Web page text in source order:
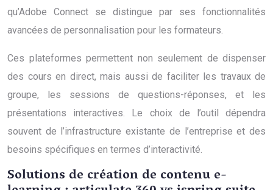
qu’Adobe Connect se distingue par ses fonctionnalités
avancées de personnalisation pour les formateurs.
Ces plateformes permettent non seulement de dispenser
des cours en direct, mais aussi de faciliter les travaux de
groupe, les sessions de questions-réponses, et les
présentations interactives. Le choix de l’outil dépendra
souvent de l’infrastructure existante de l’entreprise et des
besoins spécifiques en termes d’interactivité.
Solutions de création de contenu e-